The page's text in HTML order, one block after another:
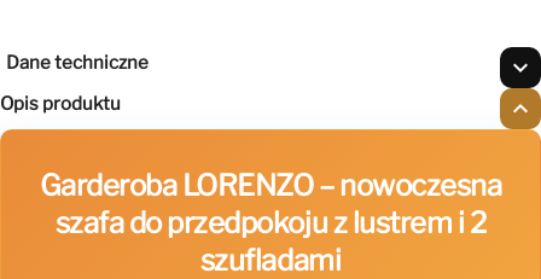
Dane techniczne expand_more
Opis produktu expand_less
Garderoba LORENZO – nowoczesna
szafa do przedpokoju z lustrem i 2
szufladami